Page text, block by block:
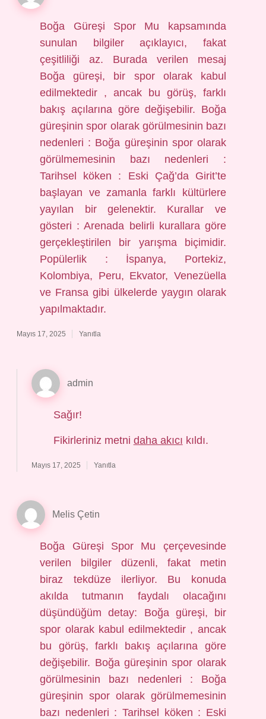
Boğa Güreşi Spor Mu kapsamında
sunulan bilgiler açıklayıcı, fakat
çeşitliliği az. Burada verilen mesaj
Boğa güreşi, bir spor olarak kabul
edilmektedir , ancak bu görüş, farklı
bakış açılarına göre değişebilir. Boğa
güreşinin spor olarak görülmesinin bazı
nedenleri : Boğa güreşinin spor olarak
görülmemesinin bazı nedenleri :
Tarihsel köken : Eski Çağ’da Girit’te
başlayan ve zamanla farklı kültürlere
yayılan bir gelenektir. Kurallar ve
gösteri : Arenada belirli kurallara göre
gerçekleştirilen bir yarışma biçimidir.
Popülerlik : İspanya, Portekiz,
Kolombiya, Peru, Ekvator, Venezüella
ve Fransa gibi ülkelerde yaygın olarak
yapılmaktadır.
Mayıs 17, 2025 Yanıtla
admin
Sağır!
Fikirleriniz metni daha akıcı kıldı.
Mayıs 17, 2025 Yanıtla
Melis Çetin
Boğa Güreşi Spor Mu çerçevesinde
verilen bilgiler düzenli, fakat metin
biraz tekdüze ilerliyor. Bu konuda
akılda tutmanın faydalı olacağını
düşündüğüm detay: Boğa güreşi, bir
spor olarak kabul edilmektedir , ancak
bu görüş, farklı bakış açılarına göre
değişebilir. Boğa güreşinin spor olarak
görülmesinin bazı nedenleri : Boğa
güreşinin spor olarak görülmemesinin
bazı nedenleri : Tarihsel köken : Eski